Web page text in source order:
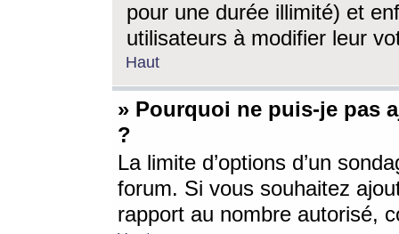
pour une durée illimité) et
utilisateurs à modifier leur
Haut
» Pourquoi ne puis-je pas
?
La limite d’options d’un
forum. Si vous souhaitez
rapport au nombre autorisé,